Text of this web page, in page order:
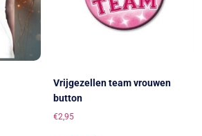
Vrijgezellen team vrouwen
button
€2,95